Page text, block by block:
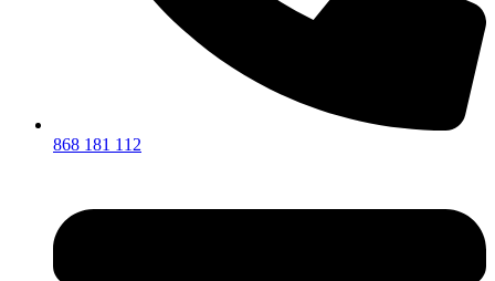
868 181 112